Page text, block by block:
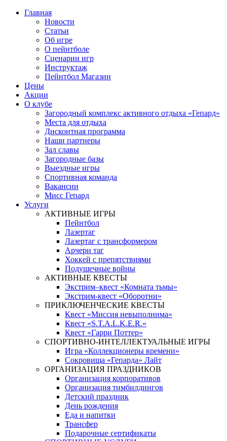
Главная
Новости
Статьи
Об игре
О пейнтболе
Сценарии игр
Инструктаж
Пейнтбол Магазин
Цены
Акции
О клубе
Загородный комплекс активного отдыха «Гепард»
Места для отдыха
Дисконтная программа
Наши партнеры
Зал славы
Загородные базы
Выездные игры
Спортивная команда
Вакансии
Мисс Гепард
Услуги
АКТИВНЫЕ ИГРЫ
Пейнтбол
Лазертаг
Лазертаг с трансформером
Арчери таг
Хоккей с препятствиями
Подушечные войны
АКТИВНЫЕ КВЕСТЫ
Экстрим–квест «Комната тьмы»
Экстрим-квест «Оборотни»
ПРИКЛЮЧЕНЧЕСКИЕ КВЕСТЫ
Квест «Миссия невыполнима»
Квест «S.T.A.L.K.E.R.»
Квест «Гарри Поттер»
СПОРТИВНО-ИНТЕЛЛЕКТУАЛЬНЫЕ ИГРЫ
Игра «Коллекционеры времени»
Сокровища «Гепарда» Лайт
ОРГАНИЗАЦИЯ ПРАЗДНИКОВ
Организация корпоративов
Организация тимбилдингов
Детский праздник
День рождения
Еда и напитки
Трансфер
Подарочные сертификаты